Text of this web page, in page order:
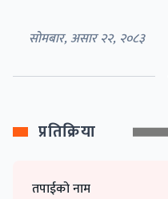
सोमबार, असार २२, २०८३
प्रतिक्रिया
तपाईको नाम